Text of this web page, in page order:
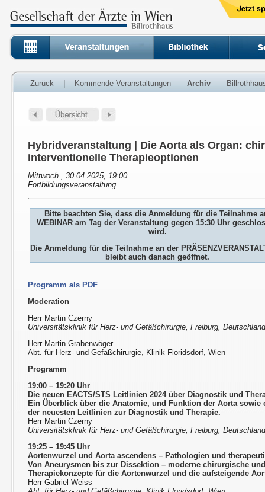
Zurück Kommende Veranstaltungen Archiv
Hybridveranstaltung | Die Aorta als Organ:
interventionelle Therapieoptionen
Mittwoch , 30.04.2025, 19:00
Fortbildungsveranstaltung
Bitte beachten Sie, dass die Anmeldung für die Teilnahme
WEBINAR am Tag der Veranstaltung gegen 15:30 Uhr
wird.
Die Anmeldung für die Teilnahme an der
bleibt auch danach geöffnet.
Programm als PDF
Moderation
Herr Martin Czerny
Universitätsklinik für Herz- und Gefäßchirurgie, Freiburg,
Herr Martin Grabenwöger
Abt. für Herz- und Gefäßchirurgie, Klinik Floridsdorf, Wien
Programm
19:00 – 19:20 Uhr
Die neuen EACTS/STS Leitlinien 2024 über Diagnostik und
Ein Überblick über die Anatomie, und Funktion der Aorta
der neuesten Leitlinien zur Diagnostik und Therapie.
Herr Martin Czerny
Universitätsklinik für Herz- und Gefäßchirurgie, Freiburg,
19:25 – 19:45 Uhr
Aortenwurzel und Aorta ascendens – Pathologien und
Von Aneurysmen bis zur Dissektion – moderne chirurgische
Therapiekonzepte für die Aortenwurzel und die aufsteigende
Herr Gabriel Weiss